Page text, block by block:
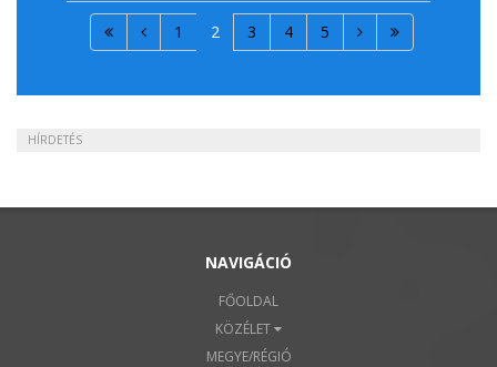
1 2 3 4 5
HÍRDETÉS
NAVIGÁCIÓ
FŐOLDAL
KÖZÉLET
MEGYE/RÉGIÓ